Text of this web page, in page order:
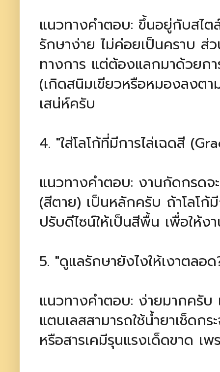
แนวทางคำตอบ: ขึ้นอยู่กับสไต
รักษาง่าย ไม่ค่อยเป็นคราบ ส่
ทางการ แต่ต้องแลกมาด้วยก
(เกิดสนิมเขียวหรือหมองลงต
เสน่ห์ครับ
4. "ใส่โลโก้ที่มีการไล่เฉดสี
แนวทางคำตอบ: งานกัดกรด
(สีตาย) เป็นหลักครับ ถ้าโลโก้
ปรับดีไซน์ให้เป็นสีพื้น เพื่อให้
5. "ดูแลรักษายังไงให้เงาตลอด
แนวทางคำตอบ: ง่ายมากครั
แตนเลสสามารถใช้น้ำยาเช็ดก
หรือสารเคมีรุนแรงเด็ดขาด เพ